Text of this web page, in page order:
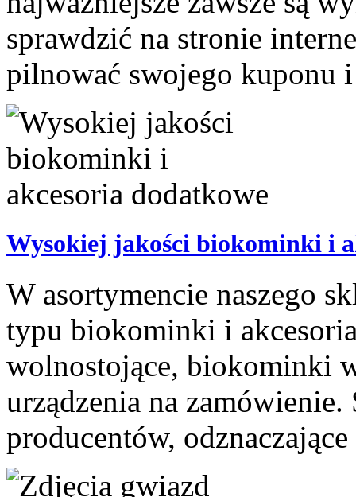
sprawdzić na stronie
pilnować swojego kuponu
Wysokiej jakości biokominki i
W asortymencie naszego
typu biokominki i
wolnostojące, biokominki
urządzenia na
producentów,